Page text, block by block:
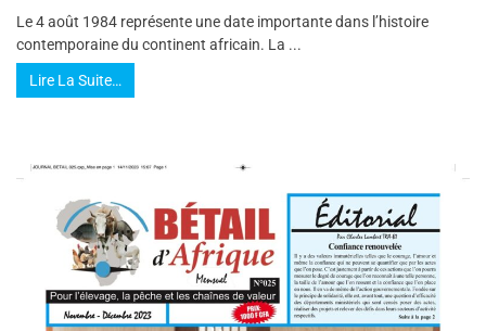
Le 4 août 1984 représente une date importante dans l’histoire
contemporaine du continent africain. La ...
Lire La Suite…